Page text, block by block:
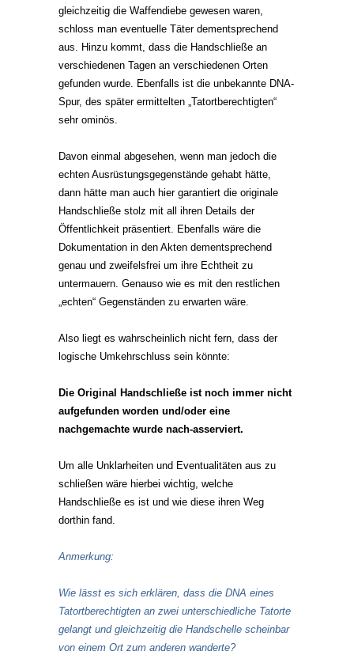
gleichzeitig die Waffendiebe gewesen waren,
schloss man eventuelle Täter dementsprechend
aus. Hinzu kommt, dass die Handschließe an
verschiedenen Tagen an verschiedenen Orten
gefunden wurde. Ebenfalls ist die unbekannte DNA-
Spur, des später ermittelten „Tatortberechtigten“
sehr ominös.
Davon einmal abgesehen, wenn man jedoch die
echten Ausrüstungsgegenstände gehabt hätte,
dann hätte man auch hier garantiert die originale
Handschließe stolz mit all ihren Details der
Öffentlichkeit präsentiert. Ebenfalls wäre die
Dokumentation in den Akten dementsprechend
genau und zweifelsfrei um ihre Echtheit zu
untermauern. Genauso wie es mit den restlichen
„echten“ Gegenständen zu erwarten wäre.
Also liegt es wahrscheinlich nicht fern, dass der
logische Umkehrschluss sein könnte:
Die Original Handschließe ist noch immer nicht
aufgefunden worden und/oder eine
nachgemachte wurde nach-asserviert.
Um alle Unklarheiten und Eventualitäten aus zu
schließen wäre hierbei wichtig, welche
Handschließe es ist und wie diese ihren Weg
dorthin fand.
Anmerkung:
Wie lässt es sich erklären, dass die DNA eines
Tatortberechtigten an zwei unterschiedliche Tatorte
gelangt und gleichzeitig die Handschelle scheinbar
von einem Ort zum anderen wanderte?